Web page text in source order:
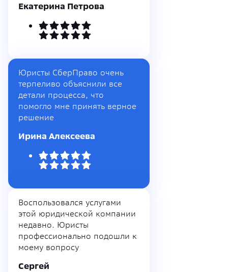
Екатерина Петрова
Юристы СберПраво очень
терпеливо объяснили все
детали процесса, что
помогло мне принять верное
решение
Ирина Алексеева
Воспользовался услугами
этой юридической компании
недавно. Юристы
профессионально подошли к
моему вопросу
Сергей